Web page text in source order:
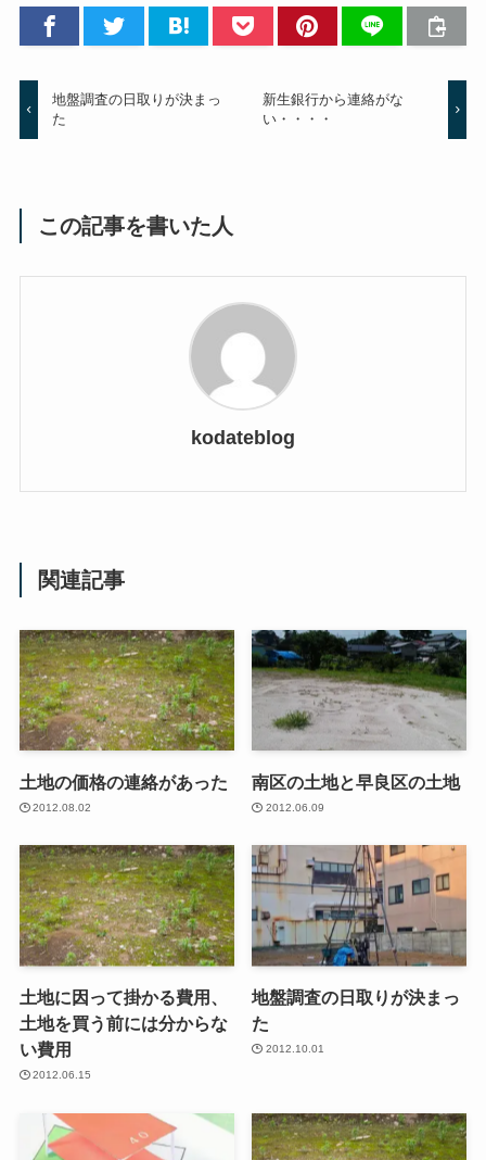
地盤調査の日取りが決まっ
た
新生銀行から連絡がな
い・・・・
この記事を書いた人
kodateblog
関連記事
土地の価格の連絡があった
2012.08.02
南区の土地と早良区の土地
2012.06.09
土地に因って掛かる費用、
土地を買う前には分からな
い費用
2012.06.15
地盤調査の日取りが決まっ
た
2012.10.01